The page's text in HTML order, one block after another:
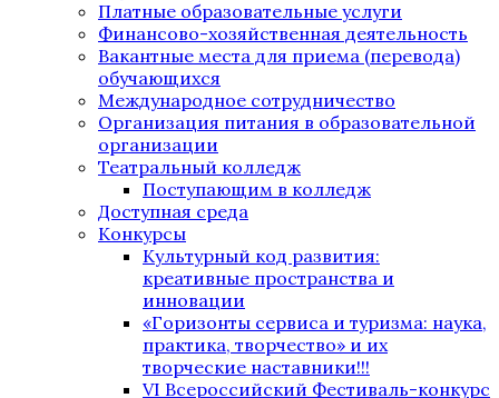
Платные образовательные услуги
Финансово-хозяйственная деятельность
Вакантные места для приема (перевода)
обучающихся
Международное сотрудничество
Организация питания в образовательной
организации
Театральный колледж
Поступающим в колледж
Доступная среда
Конкурсы
Культурный код развития:
креативные пространства и
инновации
«Горизонты сервиса и туризма: наука,
практика, творчество» и их
творческие наставники!!!
VI Всероссийский Фестиваль-конкурс